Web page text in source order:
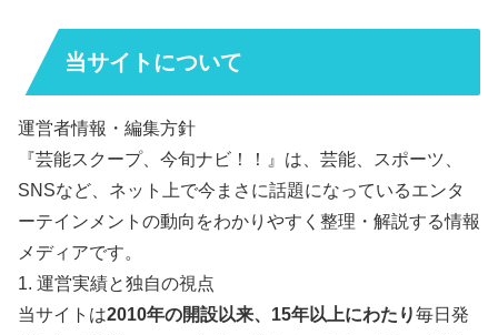
当サイトについて
運営者情報・編集方針
『芸能スクープ、今旬ナビ！！』は、芸能、スポーツ、
SNSなど、ネット上で今まさに話題になっているエンタ
ーテインメントの動向をわかりやすく整理・解説する情報
メディアです。
1. 運営実績と独自の視点
当サイトは2010年の開設以来、15年以上にわたり毎日発